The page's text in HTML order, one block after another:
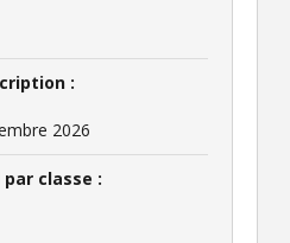
:
2026
classe :